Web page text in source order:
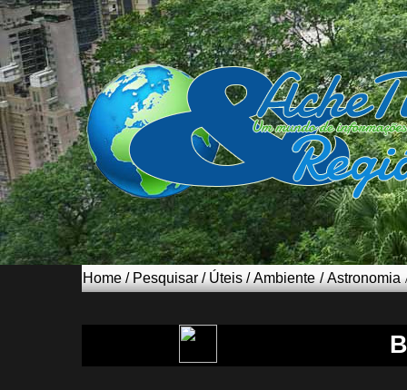
Home / Pesquisar / Úteis /Ambiente /Astronomia